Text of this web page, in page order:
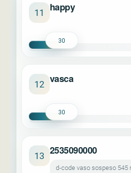
11 happy
30
12 vasca
30
13 2535090000
d-code vaso sospeso 545